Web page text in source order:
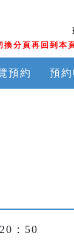
換分頁再回到本
預約 預
：50